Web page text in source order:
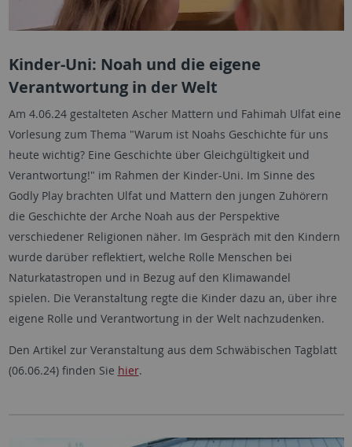
Kinder-Uni: Noah und die eigene
Verantwortung in der Welt
Am 4.06.24 gestalteten Ascher Mattern und Fahimah Ulfat eine
Vorlesung zum Thema "Warum ist Noahs Geschichte für uns
heute wichtig? Eine Geschichte über Gleichgültigkeit und
Verantwortung!" im Rahmen der Kinder-Uni. Im Sinne des
Godly Play brachten Ulfat und Mattern den jungen Zuhörern
die Geschichte der Arche Noah aus der Perspektive
verschiedener Religionen näher. Im Gespräch mit den Kindern
wurde darüber reflektiert, welche Rolle Menschen bei
Naturkatastropen und in Bezug auf den Klimawandel
spielen. Die Veranstaltung regte die Kinder dazu an, über ihre
eigene Rolle und Verantwortung in der Welt nachzudenken.
Den Artikel zur Veranstaltung aus dem Schwäbischen Tagblatt
(06.06.24) finden Sie hier.